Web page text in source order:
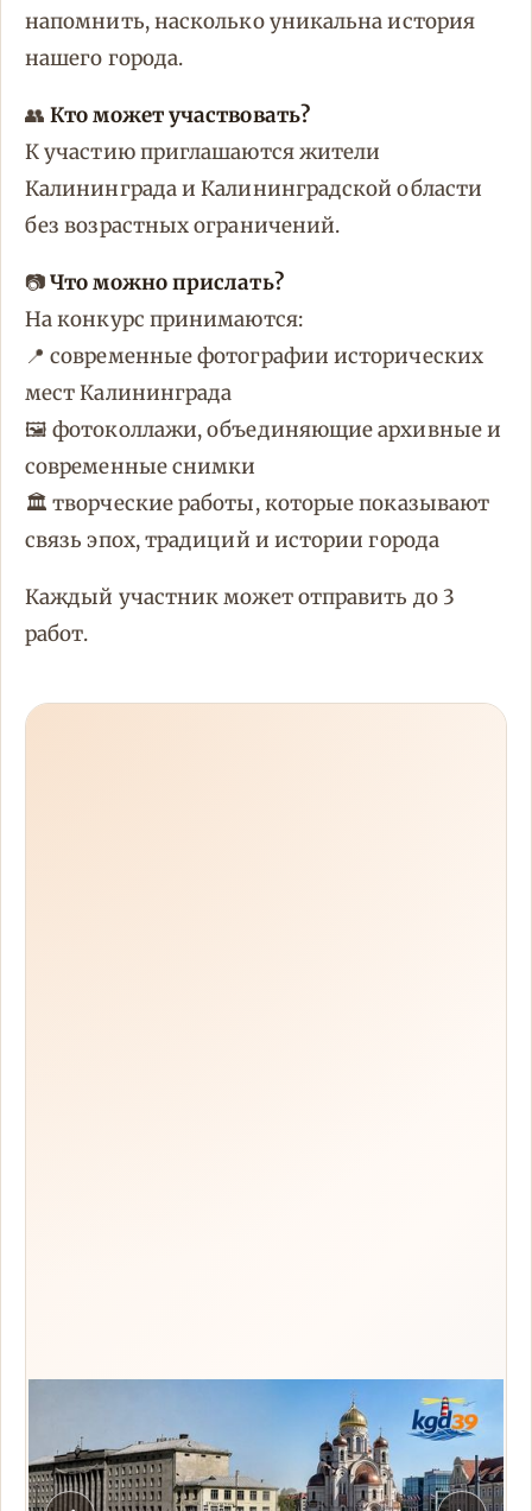
напомнить, насколько уникальна история
нашего города.
👥Кто может участвовать?
К участию приглашаются жители
Калининграда и Калининградской области
без возрастных ограничений.
📷Что можно прислать?
На конкурс принимаются:
📍 современные фотографии исторических
мест Калининграда
🖼️ фотоколлажи, объединяющие архивные и
современные снимки
🏛️ творческие работы, которые показывают
связь эпох, традиций и истории города
Каждый участник может отправить до 3
работ.